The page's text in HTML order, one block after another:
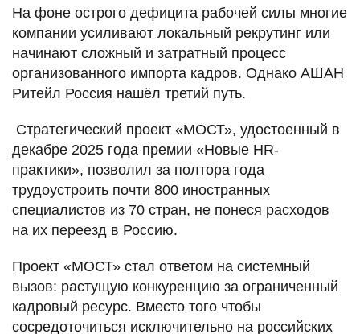
На фоне острого дефицита рабочей силы многие
компании усиливают локальный рекрутинг или
начинают сложный и затратный процесс
организованного импорта кадров. Однако АШАН
Ритейл Россия нашёл третий путь.
Стратегический проект «МОСТ», удостоенный в
декабре 2025 года премии «Новые HR-
практики», позволил за полтора года
трудоустроить почти 800 иностранных
специалистов из 70 стран, не понеся расходов
на их переезд в Россию.
Проект «МОСТ» стал ответом на системный
вызов: растущую конкуренцию за ограниченный
кадровый ресурс. Вместо того чтобы
сосредоточиться исключительно на российских